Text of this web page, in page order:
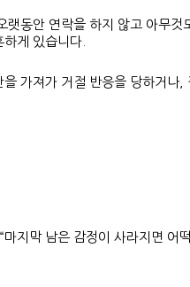
동안 연락을 하지 않고 아무
게 있습니다.
가져가 거절 반응을 당하거
지막 남은 감정이 사라지면